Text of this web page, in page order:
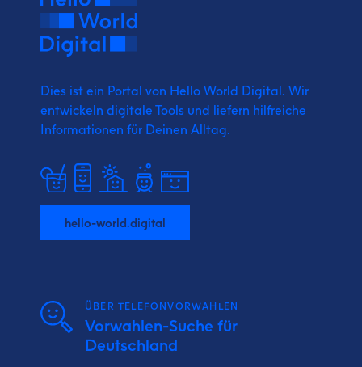
Dies ist ein Portal von Hello World Digital. Wir
entwickeln digitale Tools und liefern hilfreiche
Informationen für Deinen Alltag.
hello-world.digital
ÜBER TELEFONVORWAHLEN
Vorwahlen-Suche für
Deutschland